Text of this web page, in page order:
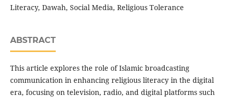
Literacy, Dawah, Social Media, Religious Tolerance
ABSTRACT
This article explores the role of Islamic broadcasting
communication in enhancing religious literacy in the digital
era, focusing on television, radio, and digital platforms such